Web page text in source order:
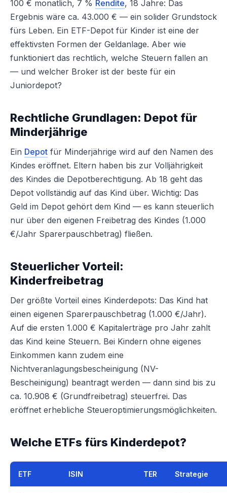
100 € monatlich, 7 % Rendite, 18 Jahre: Das
Ergebnis wäre ca. 43.000 € — ein solider Grundstock
fürs Leben. Ein ETF-Depot für Kinder ist eine der
effektivsten Formen der Geldanlage. Aber wie
funktioniert das rechtlich, welche Steuern fallen an
— und welcher Broker ist der beste für ein
Juniordepot?
Rechtliche Grundlagen: Depot für
Minderjährige
Ein Depot für Minderjährige wird auf den Namen des
Kindes eröffnet. Eltern haben bis zur Volljährigkeit
des Kindes die Depotberechtigung. Ab 18 geht das
Depot vollständig auf das Kind über. Wichtig: Das
Geld im Depot gehört dem Kind — es kann steuerlich
nur über den eigenen Freibetrag des Kindes (1.000
€/Jahr Sparerpauschbetrag) fließen.
Steuerlicher Vorteil:
Kinderfreibetrag
Der größte Vorteil eines Kinderdepots: Das Kind hat
einen eigenen Sparerpauschbetrag (1.000 €/Jahr).
Auf die ersten 1.000 € Kapitalerträge pro Jahr zahlt
das Kind keine Steuern. Bei Kindern ohne eigenes
Einkommen kann zudem eine
Nichtveranlagungsbescheinigung (NV-
Bescheinigung) beantragt werden — dann sind bis zu
ca. 10.908 € (Grundfreibetrag) steuerfrei. Das
eröffnet erhebliche Steueroptimierungsmöglichkeiten.
Welche ETFs fürs Kinderdepot?
ETF ISIN TER Strategie